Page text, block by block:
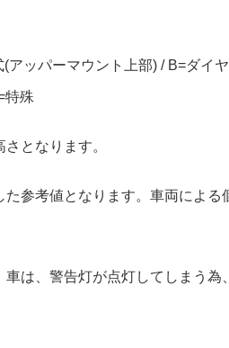
ッパーマウント上部) / B=ダイ
特殊
となります。
参考値となります。車両によ
は、警告灯が点灯してしまう